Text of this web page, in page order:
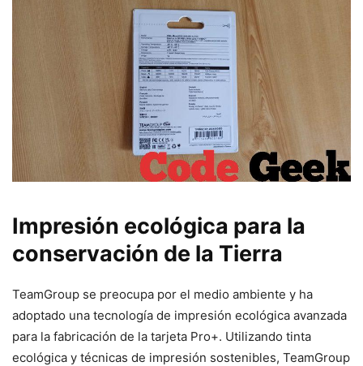
Impresión ecológica para la
conservación de la Tierra
TeamGroup se preocupa por el medio ambiente y ha
adoptado una tecnología de impresión ecológica avanzada
para la fabricación de la tarjeta Pro+. Utilizando tinta
ecológica y técnicas de impresión sostenibles, TeamGroup